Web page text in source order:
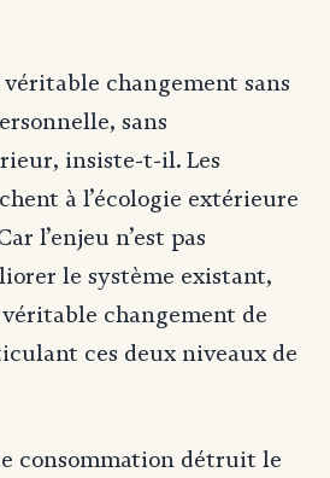
véritable changement sans
sans
insiste-t-il. Les
à l’écologie extérieure
l’enjeu n’est pas
le système existant,
véritable changement de
ces deux niveaux de
consommation détruit le